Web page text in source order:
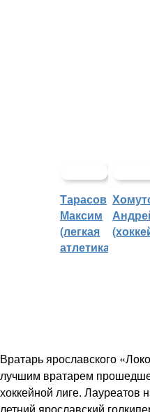
Тарасов
Максим
(легкая
атлетика)
Вратарь ярославского
лучшим вратарем
хоккейной лиге.